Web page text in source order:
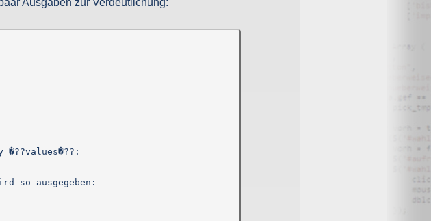
Ausgaben zur Verdeutlichung:
so ausgegeben: